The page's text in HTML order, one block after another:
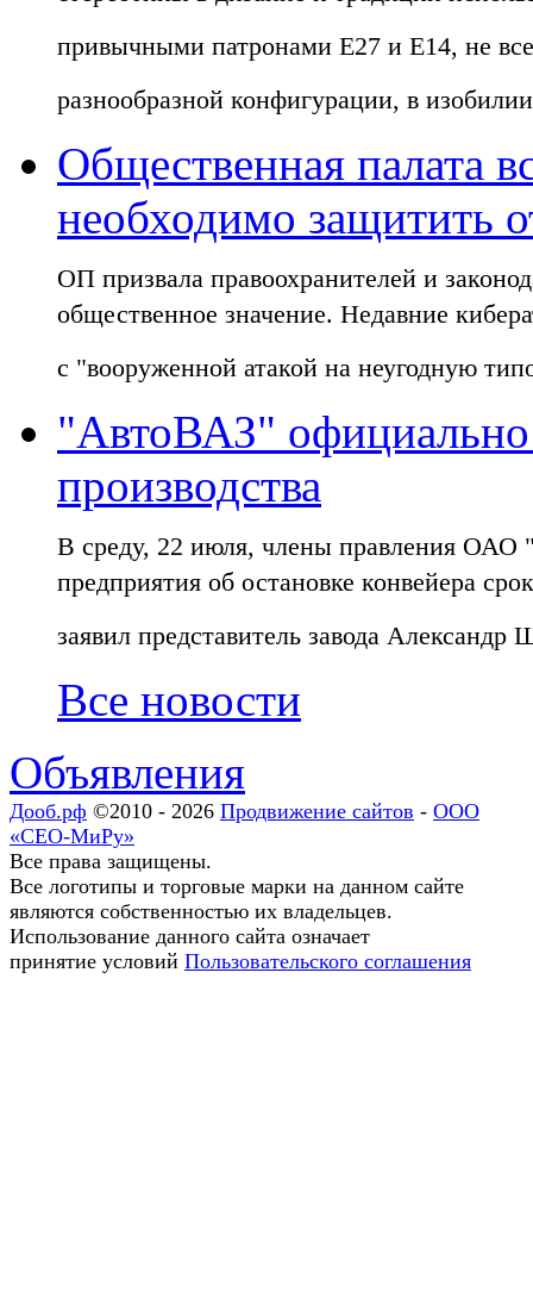
привычными патронами E27 и E14, не
разнообразной конфигурации, в
Общественная палата
необходимо защитить
ОП призвала правоохранителей и
общественное значение. Недавние
с "вооруженной атакой на неугодную
"АвтоВАЗ" официально
производства
В среду, 22 июля, члены правления ОАО
предприятия об остановке конвейера
заявил представитель завода
Все новости
Объявления
Дооб.рф ©2010 - 2026 Продвижение сайтов - ООО
«СЕО-МиРу»
Все права защищены.
Все логотипы и торговые марки на данном сайте
являются собственностью их владельцев.
Использование данного сайта означает
принятие условий Пользовательского соглашения